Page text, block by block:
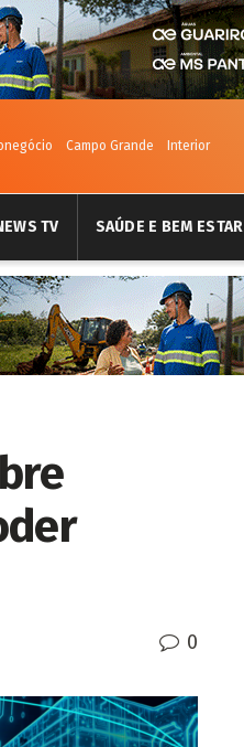
Campo Grande Interior
TV SAÚDE E BEM ESTAR
0